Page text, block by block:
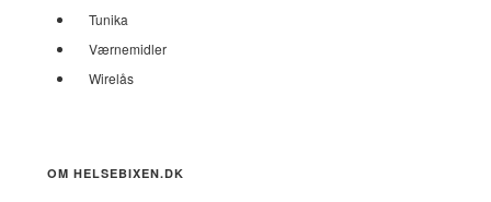
Tunika
Værnemidler
Wirelås
OM HELSEBIXEN.DK